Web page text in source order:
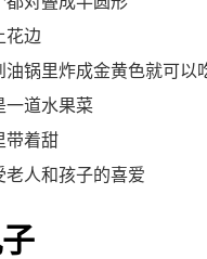
花边
油锅里炸成金黄色就可以
一道水果菜
带着甜
老人和孩子的喜爱